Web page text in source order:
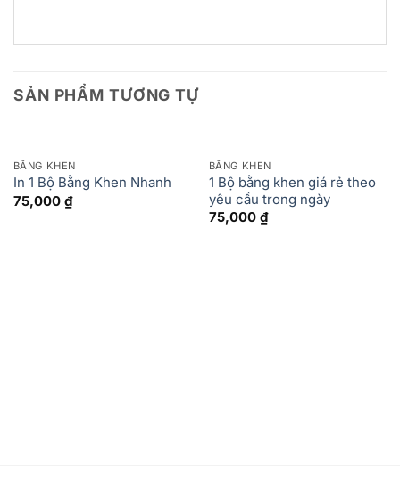
SẢN PHẨM TƯƠNG TỰ
BẰNG KHEN
In 1 Bộ Bằng Khen Nhanh
75,000 ₫
BẰNG KHEN
1 Bộ bằng khen giá rẻ theo
yêu cầu trong ngày
75,000 ₫